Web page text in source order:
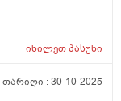
წელის
კანდიდა
იხილეთპასუხი
თარიღი :30-10-2025